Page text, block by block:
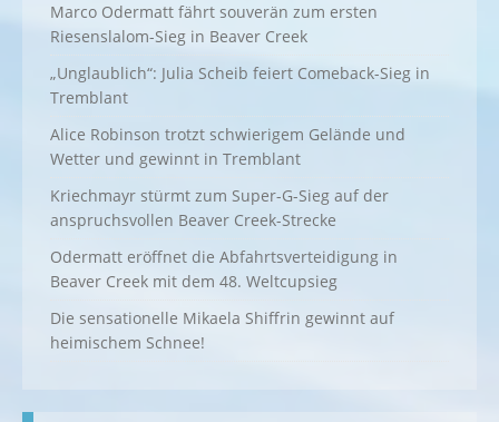
Marco Odermatt fährt souverän zum ersten
Riesenslalom-Sieg in Beaver Creek
„Unglaublich“: Julia Scheib feiert Comeback-Sieg in
Tremblant
Alice Robinson trotzt schwierigem Gelände und
Wetter und gewinnt in Tremblant
Kriechmayr stürmt zum Super-G-Sieg auf der
anspruchsvollen Beaver Creek-Strecke
Odermatt eröffnet die Abfahrtsverteidigung in
Beaver Creek mit dem 48. Weltcupsieg
Die sensationelle Mikaela Shiffrin gewinnt auf
heimischem Schnee!